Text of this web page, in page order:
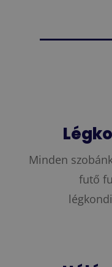
Minden
futő